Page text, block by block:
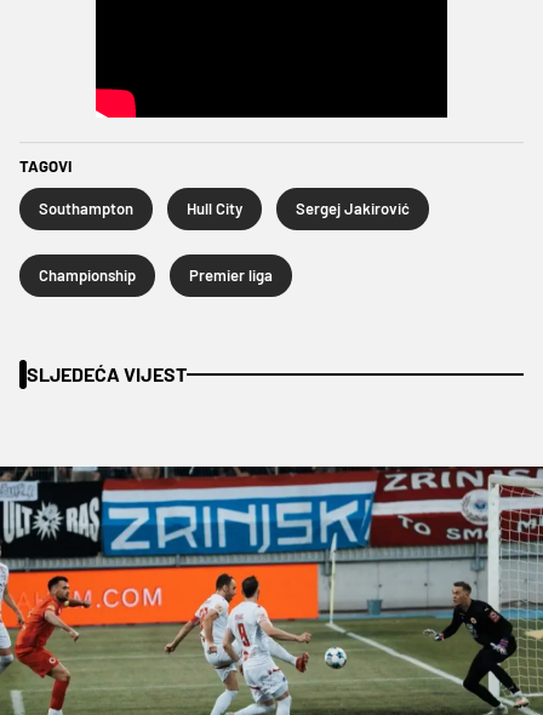
TAGOVI
Southampton Hull City Sergej Jakirović
Championship Premier liga
SLJEDEĆA VIJEST